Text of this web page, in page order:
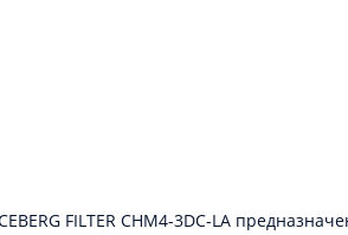
FILTER CHM4-3DC-LA